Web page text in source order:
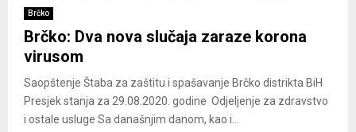
Brčko
Brčko: Dva nova slučaja zaraze korona
virusom
Saopštenje Štaba za zaštitu i spašavanje Brčko distrikta BiH
Presjek stanja za 29.08.2020. godine Odjeljenje za zdravstvo
i ostale usluge Sa današnjim danom, kao i...